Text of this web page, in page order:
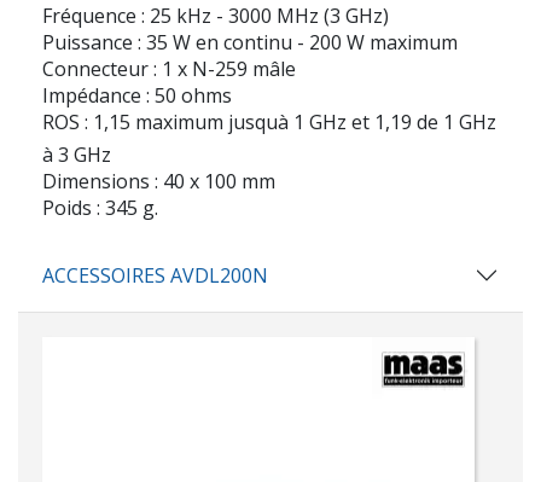
Fréquence : 25 kHz - 3000 MHz (3 GHz)
Puissance : 35 W en continu - 200 W maximum
Connecteur : 1 x N-259 mâle
Impédance : 50 ohms
ROS : 1,15 maximum jusquà 1 GHz et 1,19 de 1 GHz
à 3 GHz
Dimensions : 40 x 100 mm
Poids : 345 g.
ACCESSOIRES AVDL200N